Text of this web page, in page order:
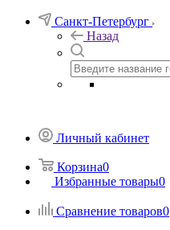
Санкт-Петербург
Назад
Личный кабинет
Корзина0
Избранные товары0
Сравнение товаров0